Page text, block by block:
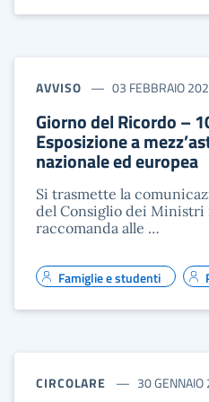
AVVISO 03 FEBBRAIO
Giorno del Ricordo –
Esposizione a
nazionale ed europea
Si trasmette la
del Consiglio dei Ministri
raccomanda alle …
Famiglie e studenti
CIRCOLARE 30